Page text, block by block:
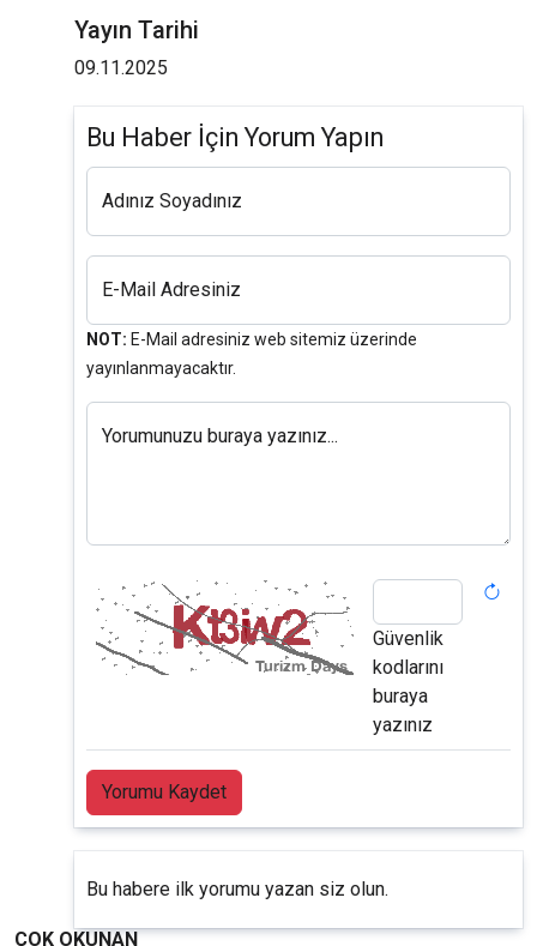
Yayın Tarihi
09.11.2025
Bu Haber İçin Yorum Yapın
Adınız Soyadınız
E-Mail Adresiniz
NOT: E-Mail adresiniz web sitemiz üzerinde
yayınlanmayacaktır.
Yorumunuzu buraya yazınız...
Güvenlik
kodlarını
buraya
yazınız
Yorumu Kaydet
Bu habere ilk yorumu yazan siz olun.
ÇOK OKUNAN